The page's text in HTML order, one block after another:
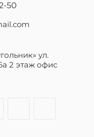
50
ул.
2 этаж офис